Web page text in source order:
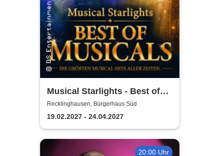
Musical Starlights - Best of
Musicals
Recklinghausen, Bürgerhaus Süd
19.02.2027 - 24.04.2027
20:00 Uhr